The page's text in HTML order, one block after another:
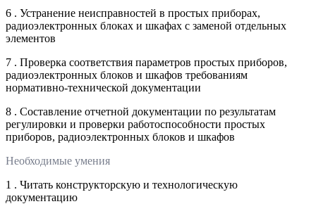
6 . Устранение неисправностей в простых приборах,
радиоэлектронных блоках и шкафах с заменой отдельных
элементов
7 . Проверка соответствия параметров простых приборов,
радиоэлектронных блоков и шкафов требованиям
нормативно-технической документации
8 . Составление отчетной документации по результатам
регулировки и проверки работоспособности простых
приборов, радиоэлектронных блоков и шкафов
Необходимые умения
1 . Читать конструкторскую и технологическую
документацию